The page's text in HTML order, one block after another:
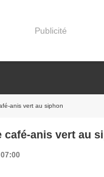
Publicité
anis vert au siphon
café-anis vert au